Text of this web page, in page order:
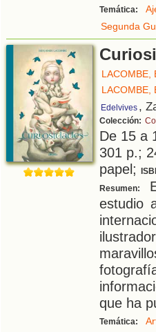
Temática:
Segunda
LACOMBE,
LACOMBE,
Edelvives ,
Colección:
De 15 a
301 p.;
papel;
Resumen:
estudio
que ha
Temática: